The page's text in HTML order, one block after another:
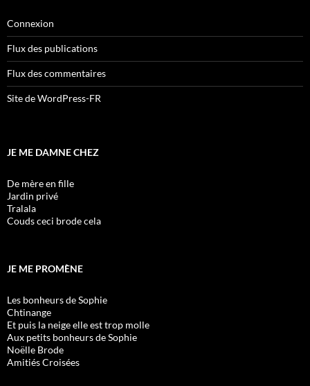
Connexion
Flux des publications
Flux des commentaires
Site de WordPress-FR
JE ME DAMNE CHEZ
De mère en fille
Jardin privé
Tralala
Couds ceci brode cela
JE ME PROMÈNE
Les bonheurs de Sophie
Chtinange
Et puis la neige elle est trop molle
Aux petits bonheurs de Sophie
Noëlle Brode
Amitiés Croisées